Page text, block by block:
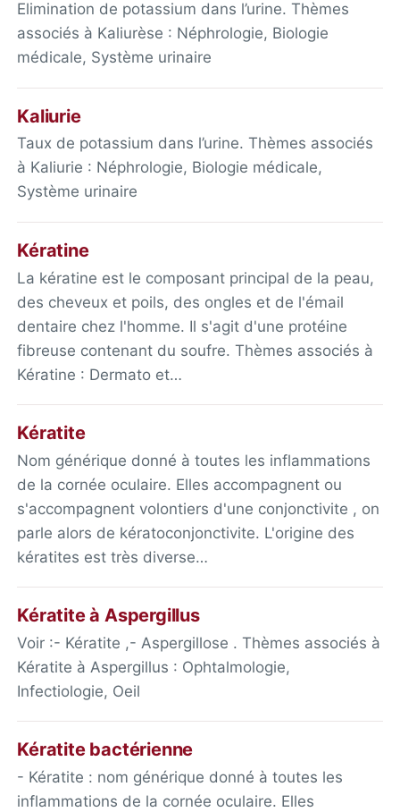
Elimination de potassium dans l’urine. Thèmes
associés à Kaliurèse : Néphrologie, Biologie
médicale, Système urinaire
Kaliurie
Taux de potassium dans l’urine. Thèmes associés
à Kaliurie : Néphrologie, Biologie médicale,
Système urinaire
Kératine
La kératine est le composant principal de la peau,
des cheveux et poils, des ongles et de l'émail
dentaire chez l'homme. Il s'agit d'une protéine
fibreuse contenant du soufre. Thèmes associés à
Kératine : Dermato et…
Kératite
Nom générique donné à toutes les inflammations
de la cornée oculaire. Elles accompagnent ou
s'accompagnent volontiers d'une conjonctivite , on
parle alors de kératoconjonctivite. L'origine des
kératites est très diverse…
Kératite à Aspergillus
Voir :- Kératite ,- Aspergillose . Thèmes associés à
Kératite à Aspergillus : Ophtalmologie,
Infectiologie, Oeil
Kératite bactérienne
- Kératite : nom générique donné à toutes les
inflammations de la cornée oculaire. Elles